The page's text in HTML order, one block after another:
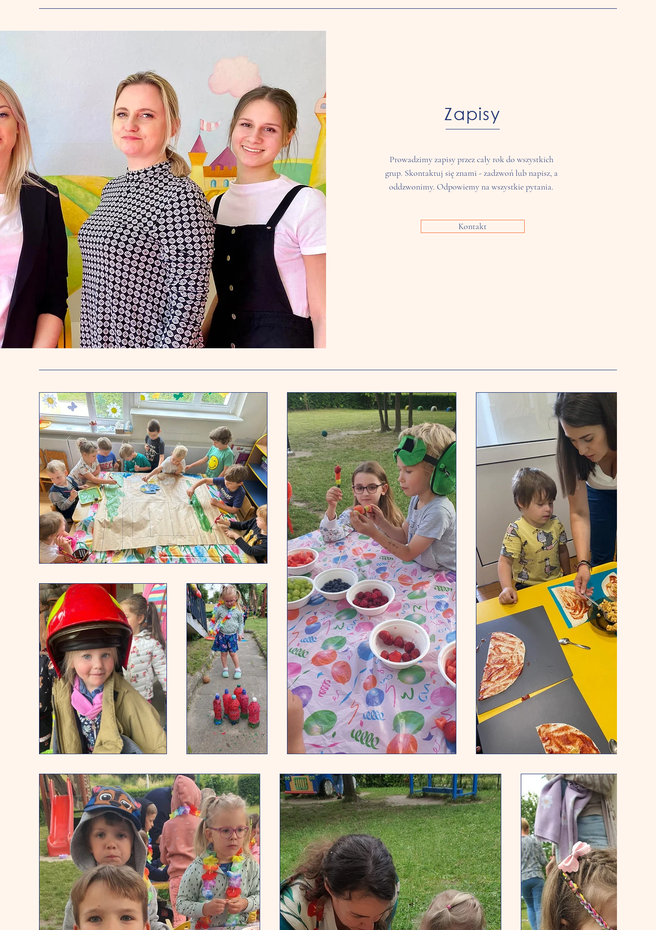
Zapisy
Prowadzimy zapisy przez cały rok do wszystkich
grup. Skontaktuj się znami - zadzwoń lub napisz, a
oddzwonimy. Odpowiemy na wszystkie pytania.
Kontakt